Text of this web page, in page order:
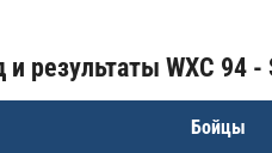
и результаты WXC 94
Бойцы